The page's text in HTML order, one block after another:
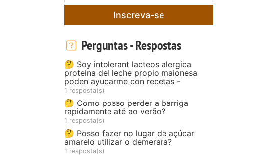
Inscreva-se
Perguntas - Respostas
🤔 Soy intolerant lacteos alergica
proteina del leche propio maionesa
poden ayudarme con recetas -
1 resposta(s)
🤔 Como posso perder a barriga
rapidamente até ao verão?
1 resposta(s)
🤔 Posso fazer no lugar de açúcar
amarelo utilizar o demerara?
1 resposta(s)